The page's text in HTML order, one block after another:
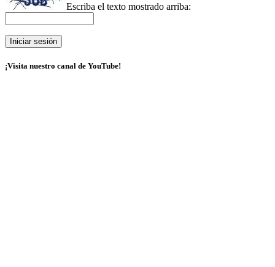
Escriba el texto mostrado arriba:
¡Visita nuestro canal de YouTube!